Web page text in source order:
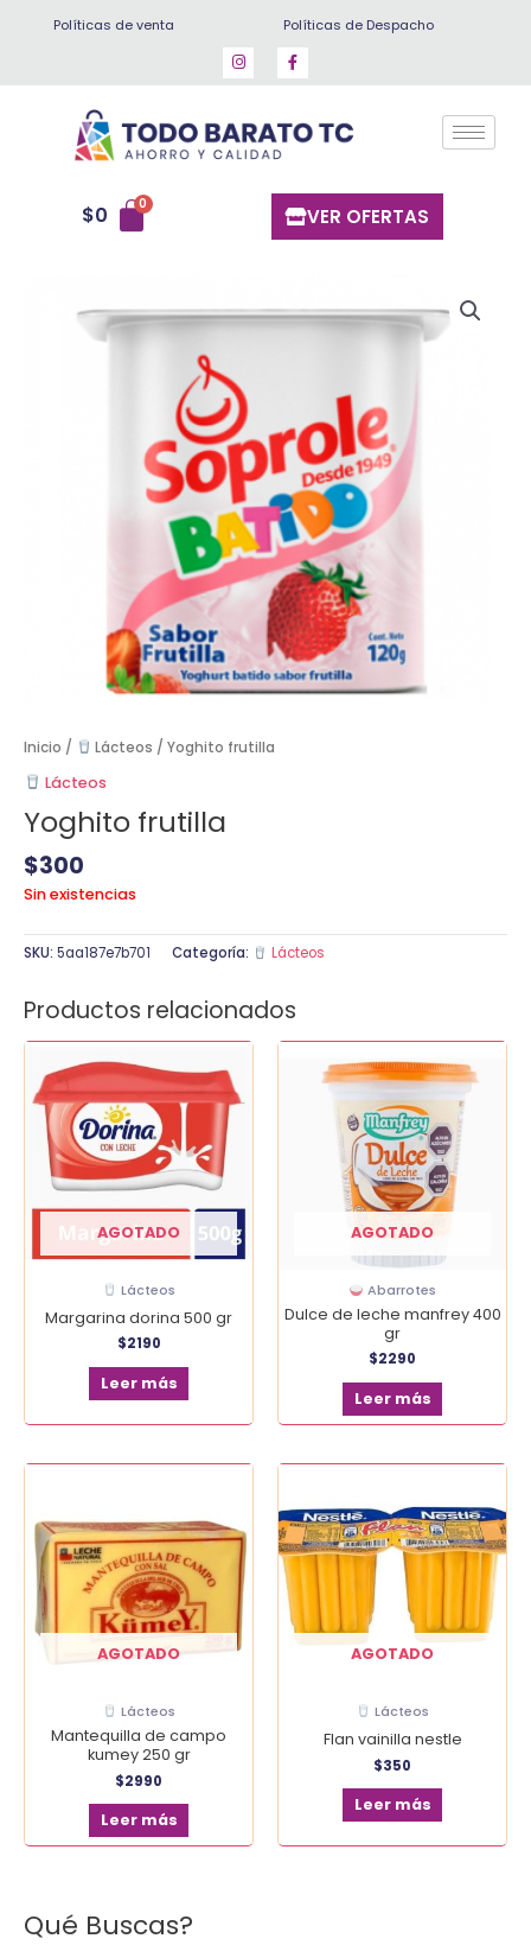
Políticas de venta Políticas de Despacho
$0 VER OFERTAS
Qué Buscas?
B
Inicio / Lácteos / Yoghito frutilla
Lácteos
Yoghito frutilla
$300
Sin existencias
SKU: 5aa187e7b701 Categoría: Lácteos
Productos relacionados
AGOTADO
Lácteos
Margarina dorina 500 gr
$2190
Leer más
AGOTADO
Abarrotes
Dulce de leche manfrey 400
gr
$2290
Leer más
AGOTADO
Lácteos
Mantequilla de campo
kumey 250 gr
$2990
Leer más
AGOTADO
Lácteos
Flan vainilla nestle
$350
Leer más